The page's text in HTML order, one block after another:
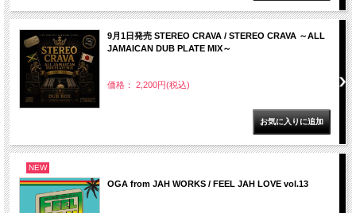
9月1日発売 STEREO CRAVA / STEREO CRAVA ～ALL
JAMAICAN DUB PLATE MIX～
価格： 2,200円(税込)
NEW
OGA from JAH WORKS / FEEL JAH LOVE vol.13